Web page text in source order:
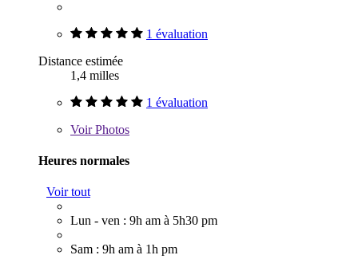
1 évaluation
Distance estimée
1,4 milles
1 évaluation
VoirPhotos
Heures normales
Voir tout
Lun - ven : 9h am à 5h30 pm
Sam : 9h am à 1h pm